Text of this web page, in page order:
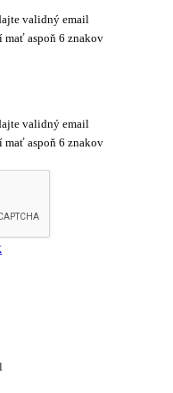
validný email
mať aspoň 6 znakov
validný email
mať aspoň 6 znakov